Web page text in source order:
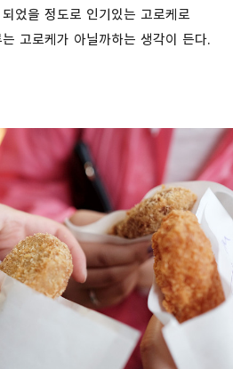
었을 정도로 인기있는 고로케로
고로케가 아닐까하는 생각이 든다.